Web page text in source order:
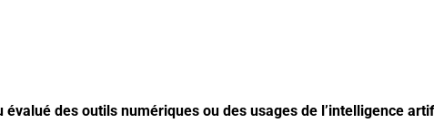
des outils numériques ou des usages de l’intelligence